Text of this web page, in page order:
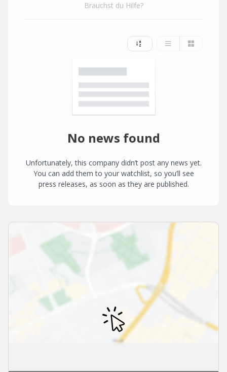
Brauchst du Hilfe?
No news found
Unfortunately, this company didn’t post any news yet.
You can add them to your watchlist, so you’ll see
press releases, as soon as they are published.